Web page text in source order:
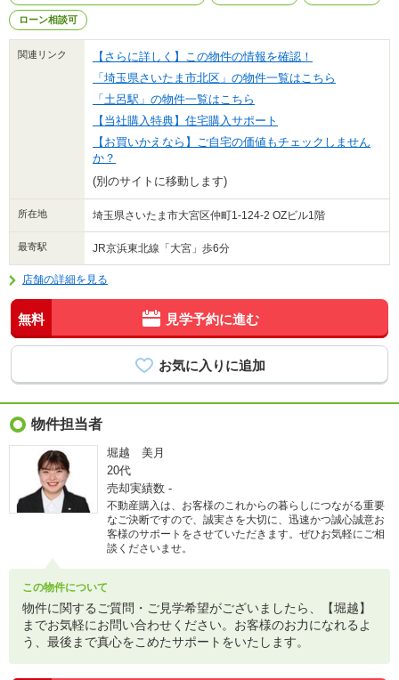
ローン相談可
関連リンク
【さらに詳しく】この物件の情報を確認！
「埼玉県さいたま市北区」の物件一覧はこちら
「土呂駅」の物件一覧はこちら
【当社購入特典】住宅購入サポート
【お買いかえなら】ご自宅の価値もチェックしません
か？
(別のサイトに移動します)
所在地 埼玉県さいたま市大宮区仲町1-124-2 OZビル1階
最寄駅 JR京浜東北線「大宮」歩6分
店舗の詳細を見る
無料 見学予約に進む
物件担当者
堀越 美月
20代
売却実績数 -
不動産購入は、お客様のこれからの暮らしにつながる重要
なご決断ですので、誠実さを大切に、迅速かつ誠心誠意お
客様のサポートをさせていただきます。ぜひお気軽にご相
談くださいませ。
この物件について
物件に関するご質問・ご見学希望がございましたら、【堀越】
までお気軽にお問い合わせください。お客様のお力になれるよ
う、最後まで真心をこめたサポートをいたします。